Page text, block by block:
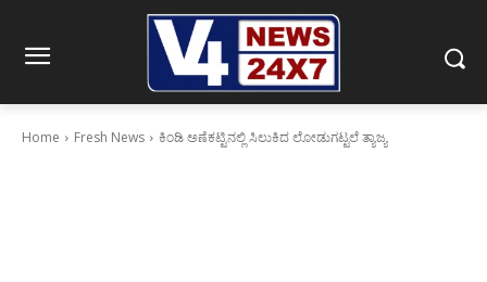
Home Fresh News ಕಿಂಡಿ ಅಣೆಕಟ್ಟಿನಲ್ಲಿ ಸಿಲುಕಿದ ಲೋಡುಗಟ್ಟಲೆ ತ್ಯಾಜ್ಯ